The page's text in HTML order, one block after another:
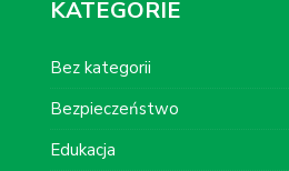
KATEGORIE
Bez kategorii
Bezpieczeństwo
Edukacja